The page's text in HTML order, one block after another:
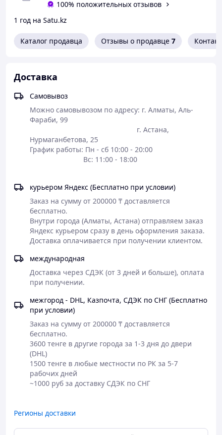
биофлавоноидов (Citrus aurantium)
(фрукты/цедра) (стандартизированного до
50% биофлавоноидов гесперидина) и 15 мг
(полученного)
Натуральные смешанные каротиноиды
*Дневная норма не установлена.
Другие ингредиенты: вегетарианская капсула
(гидроксипропилметилцеллюлоза, вода),
Не содержит таких распространенных
аллергенов: молоко/казеин, яйца, рыба, моллюски,
консервантов.
Проведено в соответствии с строгой системой
управления качеством в соответствии с
надлежащей производственной практикой (GMP)
и сертификатами качества сторонних
организаций.
Рекомендуемое применение:
Взрослые: принимать 6 капсул в день с
едой или по указанию врача.
Дети 4-14 лет: принимать по 3 капсулы в
день или по назначению врача.
Дети до 4 лет: по указанию врача.
Меры предосторожности:
лекарство по рецепту, проконсультируйтесь
100% положительных отзывов
1 год на Satu.kz
Каталог продавца Отзывы о продавце 7
Доставка
Самовывоз
Можно самовывозом по адресу: г. Алматы, Аль-
Фараби, 99
                                                      г. Астана,
Нурмаганбетова, 25
График работы: Пн - сб 10:00 - 20:00
                           Вс: 11:00 - 18:00
курьером Яндекс (Бесплатно при условии)
Заказ на сумму от 200000 ₸ доставляется
бесплатно.
Внутри города (Алматы, Астана) отправляем заказ
Яндекс курьером сразу в день оформления заказа.
Доставка оплачивается при получении клиентом.
международная
Доставка через СДЭК (от 3 дней и больше), оплата
при получении.
межгород - DHL, Казпочта, СДЭК по СНГ (Бесплатно
при условии)
Заказ на сумму от 200000 ₸ доставляется
бесплатно.
3600 тенге в другие города за 1-3 дня до двери
(DHL)
1500 тенге в любые местности по РК за 5-7
рабочих дней
Регионы доставки